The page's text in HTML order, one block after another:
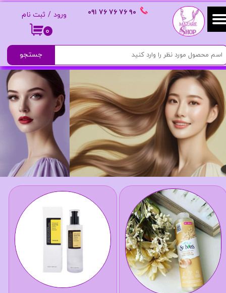
۰
ورود / ثبت نام
حساب کاربری من
تغییر گذر واژه
سفارشات
خروج از حساب کاربری
٩٠ ٧۶ ٧۶ ٧۶ ٠٩١
جستجو